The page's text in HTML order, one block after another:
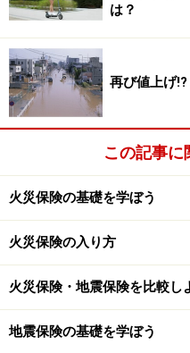
火災保険の商品比較一覧
＊自己負担額は0円に設
～1万円程度の金額が付帯
補償プランの設計の仕
先ほどの火災保険の比較
ごとの特徴についてコメ
は？
再び値上げ
この記事に
火災保険の基礎を学ぼう
火災保険の入り方
火災保険・地震保険を比較し
地震保険の基礎を学ぼう